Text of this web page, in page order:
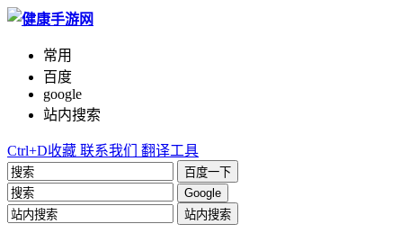
常用
百度
google
站内搜索
Ctrl+D收藏 联系我们 翻译工具
百度一下
Google
站内搜索